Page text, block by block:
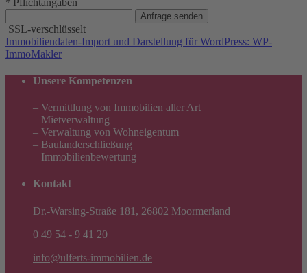
Anfrage senden
SSL-verschlüsselt
Immobiliendaten-Import und Darstellung für WordPress: WP-
ImmoMakler
Unsere Kompetenzen
– Vermittlung von Immobilien aller Art
– Mietverwaltung
– Verwaltung von Wohneigentum
– Baulanderschließung
– Immobilienbewertung
Kontakt
Dr.-Warsing-Straße 181, 26802 Moormerland
0 49 54 - 9 41 20
info@ulferts-immobilien.de